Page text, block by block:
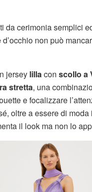
da cerimonia semplici
non può
jersey lillacon scollo a
stretta, una
e focalizzare
oltre a essere di moda
il look ma non lo